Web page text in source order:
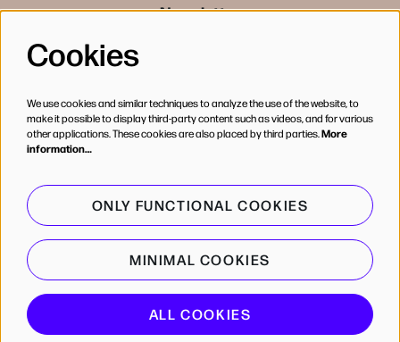
Newsletter
Powered by CultureSuite
Cookies
We use cookies and similar techniques to analyze the use of the website, to
make it possible to display third-party content such as videos, and for various
other applications. These cookies are also placed by third parties.More
information…
ONLY FUNCTIONAL COOKIES
MINIMAL COOKIES
ALL COOKIES